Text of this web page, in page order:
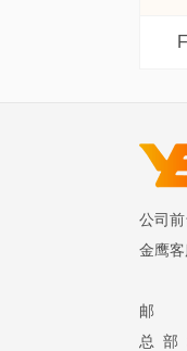
公司
金鹰
邮
总 部